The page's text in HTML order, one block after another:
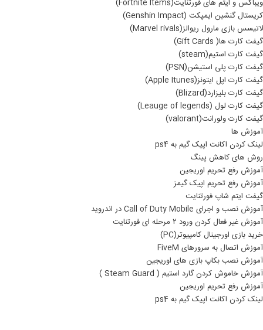
ویباکس و ایتم های فورتنایت(Fortnite Items)
کریستال گنشین ایمپکت (Genshin Impact)
لاتیسس بازی مارول ریوالز(Marvel rivals)
گیفت کارت ها( Gift Cards)
گیفت کارت استیم(steam)
گیفت کارت پلی استیشن(PSN)
گیفت کارت اپل ایتونز(Apple Itunes)
گیفت کارت بلیزارد(Blizard)
گیفت کارت لول (Leauge of legends)
گیفت کارت ولورانت(valorant)
آموزش ها
لینک کردن اکانت اپیک گیم به ps4
روش های کاهش پینگ
آموزش رفع تحریم اوریجین
آموزش رفع تحریم اپیک گیمز
گیفت ایتم شاپ فورتنایت
آموزش نصب و اجرای Call of Duty Mobile در اندروید
آموزش غیر فعال کردن ورود ۲ مرحله ای فورتنایت
خرید بازی اورجینال کامپیوتر(PC)
آموزش اتصال به سرورهای FiveM
آموزش نصب بکاپ بازی های اوریجین
آموزش خاموش کردن گارد استیم ( Steam Guard )
آموزش رفع تحریم اوریجین
لینک کردن اکانت اپیک گیم به ps4